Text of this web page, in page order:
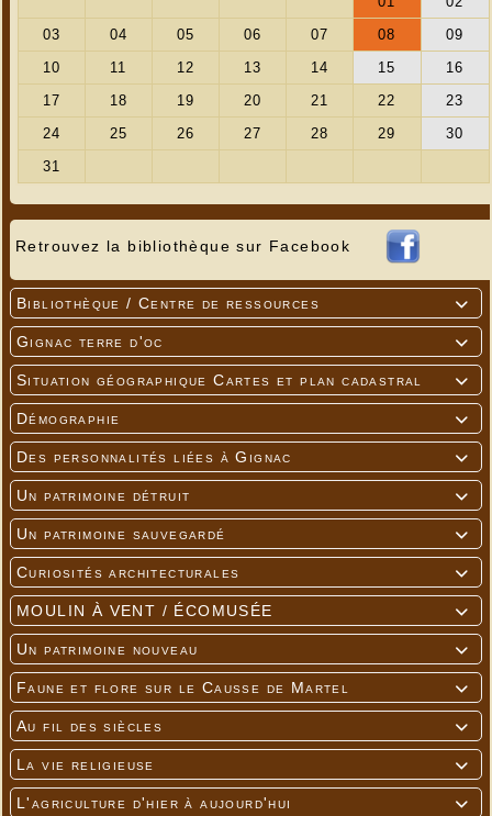
Retrouvez la bibliothèque sur Facebook

Bibliothèque / Centre de ressources

Gignac terre d'oc

Situation géographique Cartes et plan cadastral

Démographie

Des personnalités liées à Gignac

Un patrimoine détruit

Un patrimoine sauvegardé

Curiosités architecturales

MOULIN À VENT / ÉCOMUSÉE

Un patrimoine nouveau

Faune et flore sur le Causse de Martel

Au fil des siècles

La vie religieuse

L'agriculture d'hier à aujourd'hui